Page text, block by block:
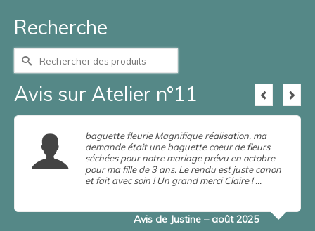
Recherche
Rechercher :
Avis sur Atelier n°11
baguette fleurie Magnifique réalisation, ma
demande était une baguette coeur de fleurs
séchées pour notre mariage prévu en octobre
pour ma fille de 3 ans. Le rendu est juste canon
et fait avec soin ! Un grand merci Claire ! …
Avis de Justine – août 2025